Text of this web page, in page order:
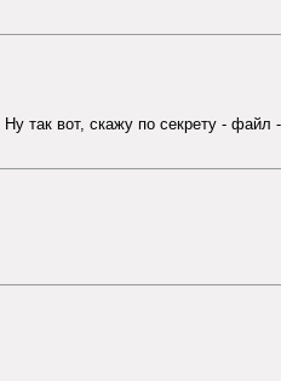
так вот, скажу по секрету -